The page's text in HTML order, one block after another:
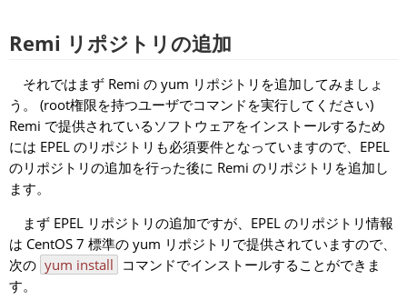
Remi リポジトリの追加
それではまず Remi の yum リポジトリを追加してみましょ
う。 (root権限を持つユーザでコマンドを実行してください)
Remi で提供されているソフトウェアをインストールするため
には EPEL のリポジトリも必須要件となっていますので、EPEL
のリポジトリの追加を行った後に Remi のリポジトリを追加し
ます。
まず EPEL リポジトリの追加ですが、EPEL のリポジトリ情報
は CentOS 7 標準の yum リポジトリで提供されていますので、
次の yum install コマンドでインストールすることができま
す。